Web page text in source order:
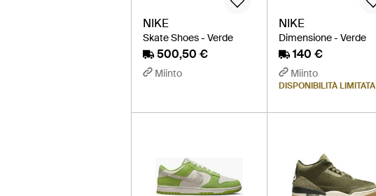
NIKE
Skate Shoes - Verde
500,50 €
Miinto
NIKE
Dimensione - Verde
140 €
Miinto
DISPONIBILITÀ LIMITATA